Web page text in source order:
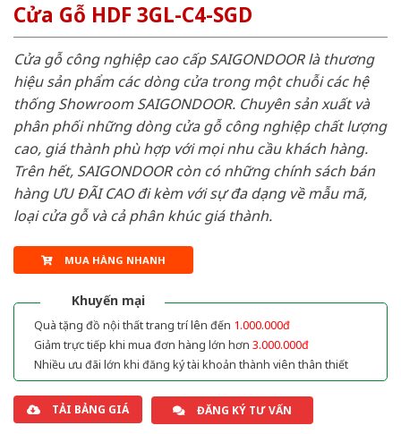
Cửa Gỗ HDF 3GL-C4-SGD
Cửa gỗ công nghiệp cao cấp SAIGONDOOR là thương
hiệu sản phẩm các dòng cửa trong một chuỗi các hệ
thống Showroom SAIGONDOOR. Chuyên sản xuất và
phân phối những dòng cửa gỗ công nghiệp chất lượng
cao, giá thành phù hợp với mọi nhu cầu khách hàng.
Trên hết, SAIGONDOOR còn có những chính sách bán
hàng ƯU ĐÃI CAO đi kèm với sự đa dạng về mẫu mã,
loại cửa gỗ và cả phân khúc giá thành.
MUA HÀNG NHANH
Khuyến mại
Quà tặng đồ nội thất trang trí lên đến 1.000.000đ
Giảm trực tiếp khi mua đơn hàng lớn hơn 3.000.000đ
Nhiều ưu đãi lớn khi đăng ký tài khoản thành viên thân thiết
TẢI BẢNG GIÁ ĐĂNG KÝ TƯ VẤN